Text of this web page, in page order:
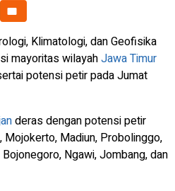
Klimatologi, dan Geofisika
mayoritas wilayahJawa Timur
potensi petir pada Jumat
deras dengan potensi petir
Madiun, Probolinggo,
Ngawi, Jombang, dan